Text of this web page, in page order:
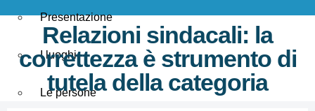
Presentazione
I luoghi
Le persone
Relazioni sindacali: la
correttezza è strumento di
tutela della categoria